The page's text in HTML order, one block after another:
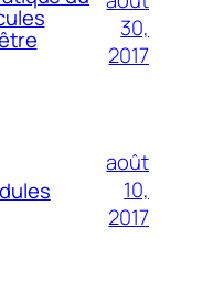
30,
2017
août
10,
2017